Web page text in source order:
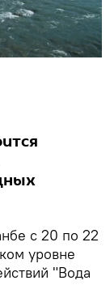
с 20 по 22
уровне
"Вода